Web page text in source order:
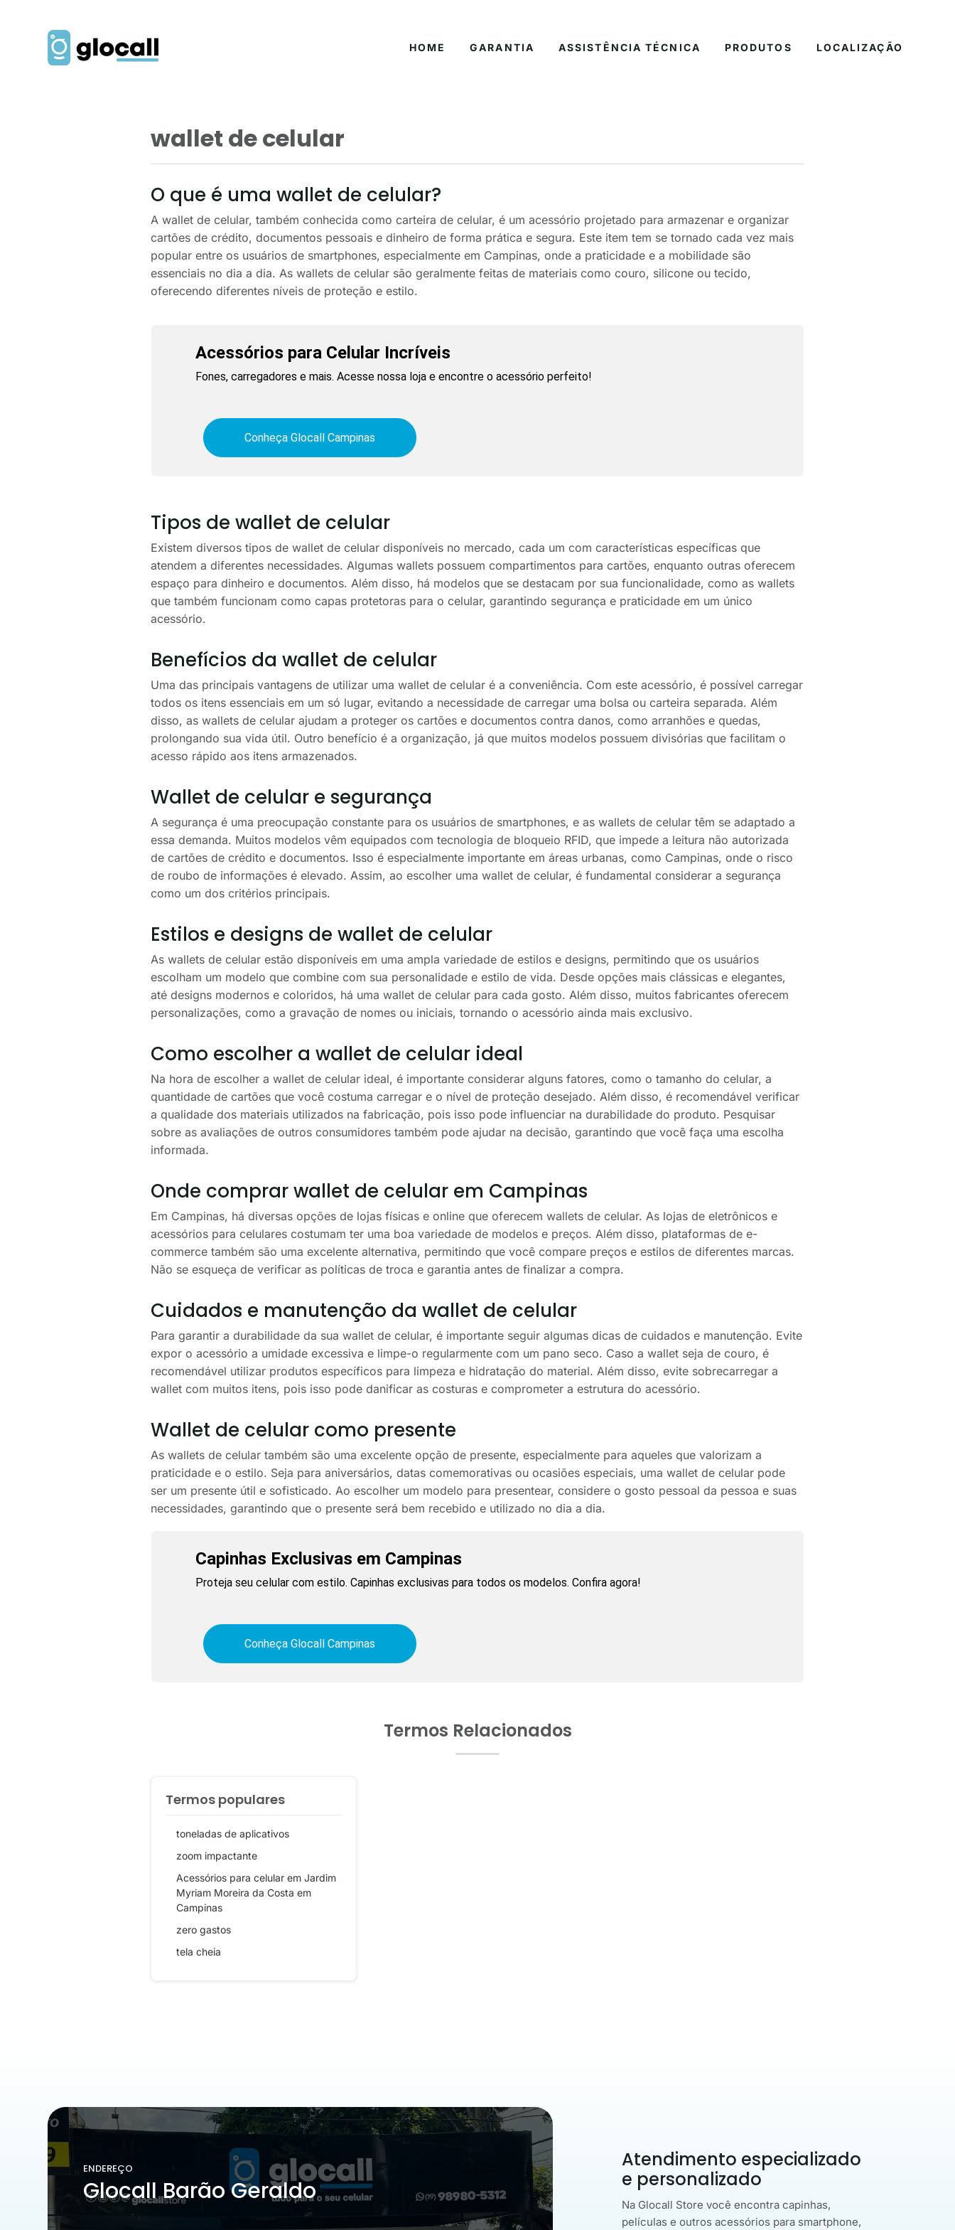
HOME GARANTIA ASSISTÊNCIA TÉCNICA PRODUTOS LOCALIZAÇÃO
wallet de celular
O que é uma wallet de celular?
A wallet de celular, também conhecida como carteira de celular, é um acessório projetado para armazenar e organizar
cartões de crédito, documentos pessoais e dinheiro de forma prática e segura. Este item tem se tornado cada vez mais
popular entre os usuários de smartphones, especialmente em Campinas, onde a praticidade e a mobilidade são
essenciais no dia a dia. As wallets de celular são geralmente feitas de materiais como couro, silicone ou tecido,
oferecendo diferentes níveis de proteção e estilo.
Acessórios para Celular Incríveis
Fones, carregadores e mais. Acesse nossa loja e encontre o acessório perfeito!
Conheça Glocall Campinas
Tipos de wallet de celular
Existem diversos tipos de wallet de celular disponíveis no mercado, cada um com características específicas que
atendem a diferentes necessidades. Algumas wallets possuem compartimentos para cartões, enquanto outras oferecem
espaço para dinheiro e documentos. Além disso, há modelos que se destacam por sua funcionalidade, como as wallets
que também funcionam como capas protetoras para o celular, garantindo segurança e praticidade em um único
acessório.
Benefícios da wallet de celular
Uma das principais vantagens de utilizar uma wallet de celular é a conveniência. Com este acessório, é possível carregar
todos os itens essenciais em um só lugar, evitando a necessidade de carregar uma bolsa ou carteira separada. Além
disso, as wallets de celular ajudam a proteger os cartões e documentos contra danos, como arranhões e quedas,
prolongando sua vida útil. Outro benefício é a organização, já que muitos modelos possuem divisórias que facilitam o
acesso rápido aos itens armazenados.
Wallet de celular e segurança
A segurança é uma preocupação constante para os usuários de smartphones, e as wallets de celular têm se adaptado a
essa demanda. Muitos modelos vêm equipados com tecnologia de bloqueio RFID, que impede a leitura não autorizada
de cartões de crédito e documentos. Isso é especialmente importante em áreas urbanas, como Campinas, onde o risco
de roubo de informações é elevado. Assim, ao escolher uma wallet de celular, é fundamental considerar a segurança
como um dos critérios principais.
Estilos e designs de wallet de celular
As wallets de celular estão disponíveis em uma ampla variedade de estilos e designs, permitindo que os usuários
escolham um modelo que combine com sua personalidade e estilo de vida. Desde opções mais clássicas e elegantes,
até designs modernos e coloridos, há uma wallet de celular para cada gosto. Além disso, muitos fabricantes oferecem
personalizações, como a gravação de nomes ou iniciais, tornando o acessório ainda mais exclusivo.
Como escolher a wallet de celular ideal
Na hora de escolher a wallet de celular ideal, é importante considerar alguns fatores, como o tamanho do celular, a
quantidade de cartões que você costuma carregar e o nível de proteção desejado. Além disso, é recomendável verificar
a qualidade dos materiais utilizados na fabricação, pois isso pode influenciar na durabilidade do produto. Pesquisar
sobre as avaliações de outros consumidores também pode ajudar na decisão, garantindo que você faça uma escolha
informada.
Onde comprar wallet de celular em Campinas
Em Campinas, há diversas opções de lojas físicas e online que oferecem wallets de celular. As lojas de eletrônicos e
acessórios para celulares costumam ter uma boa variedade de modelos e preços. Além disso, plataformas de e-
commerce também são uma excelente alternativa, permitindo que você compare preços e estilos de diferentes marcas.
Não se esqueça de verificar as políticas de troca e garantia antes de finalizar a compra.
Cuidados e manutenção da wallet de celular
Para garantir a durabilidade da sua wallet de celular, é importante seguir algumas dicas de cuidados e manutenção. Evite
expor o acessório a umidade excessiva e limpe-o regularmente com um pano seco. Caso a wallet seja de couro, é
recomendável utilizar produtos específicos para limpeza e hidratação do material. Além disso, evite sobrecarregar a
wallet com muitos itens, pois isso pode danificar as costuras e comprometer a estrutura do acessório.
Wallet de celular como presente
As wallets de celular também são uma excelente opção de presente, especialmente para aqueles que valorizam a
praticidade e o estilo. Seja para aniversários, datas comemorativas ou ocasiões especiais, uma wallet de celular pode
ser um presente útil e sofisticado. Ao escolher um modelo para presentear, considere o gosto pessoal da pessoa e suas
necessidades, garantindo que o presente será bem recebido e utilizado no dia a dia.
Capinhas Exclusivas em Campinas
Proteja seu celular com estilo. Capinhas exclusivas para todos os modelos. Confira agora!
Conheça Glocall Campinas
Termos Relacionados
Termos populares
toneladas de aplicativos
zoom impactante
Acessórios para celular em Jardim
Myriam Moreira da Costa em
Campinas
zero gastos
tela cheia
ENDEREÇO
Glocall Barão Geraldo
Atendimento especializado
e personalizado
Na Glocall Store você encontra capinhas,
películas e outros acessórios para smartphone,